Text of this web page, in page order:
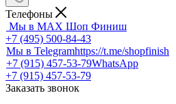
Телефоны
Мы в MAX Шоп Финиш
+7 (495) 500-84-43
Мы в Telegramhttps://t.me/shopfinish
+7 (915) 457-53-79WhatsApp
+7 (915) 457-53-79
Заказать звонок